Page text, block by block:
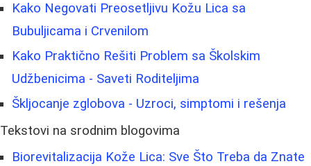
Kako Negovati Preosetljivu Kožu Lica sa
Bubuljicama i Crvenilom
Kako Praktično Rešiti Problem sa Školskim
Udžbenicima - Saveti Roditeljima
Škljocanje zglobova - Uzroci, simptomi i rešenja
Tekstovi na srodnim blogovima
Biorevitalizacija Kože Lica: Sve Što Treba da Znate